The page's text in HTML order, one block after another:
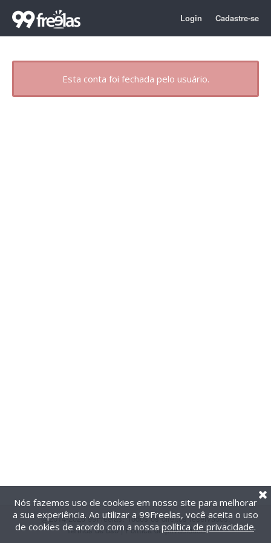
Login Cadastre-se
Esta conta foi fechada pelo usuário.
@2014-2026 99Freelas. Todos os direitos reservados.
Termos de uso| Política de privacidade
Nós fazemos uso de cookies em nosso site para melhorar
a sua experiência. Ao utilizar a 99Freelas, você aceita o uso
de cookies de acordo com a nossa política de privacidade.